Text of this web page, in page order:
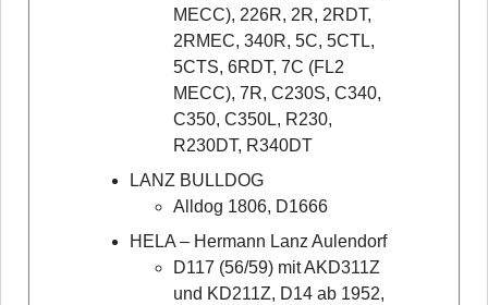
MECC), 226R, 2R, 2RDT,
2RMEC, 340R, 5C, 5CTL,
5CTS, 6RDT, 7C (FL2
MECC), 7R, C230S, C340,
C350, C350L, R230,
R230DT, R340DT
LANZ BULLDOG
Alldog 1806, D1666
HELA – Hermann Lanz Aulendorf
D117 (56/59) mit AKD311Z
und KD211Z, D14 ab 1952,